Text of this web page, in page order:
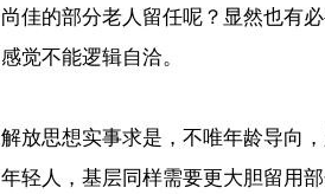
尚佳的部分老人留任呢？显然也有
感觉不能逻辑自洽。
解放思想实事求是，不唯年龄导向
年轻人，基层同样需要更大胆留用